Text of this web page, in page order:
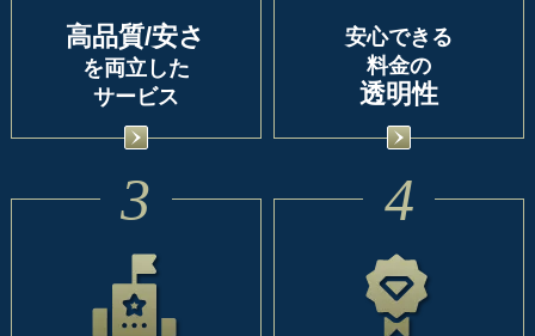
高品質/安さ
を両立した
サービス
安心できる
料金の
透明性
3 4